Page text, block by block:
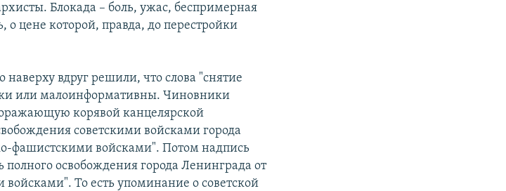
Блокада – боль, ужас, беспримерная
о цене которой, правда, до перестройки
наверху вдруг решили, что слова "снятие
или малоинформативны. Чиновники
корявой канцелярской
советскими войсками города
фашистскими войсками". Потом надпись
полного освобождения города Ленинграда от
То есть упоминание о советской